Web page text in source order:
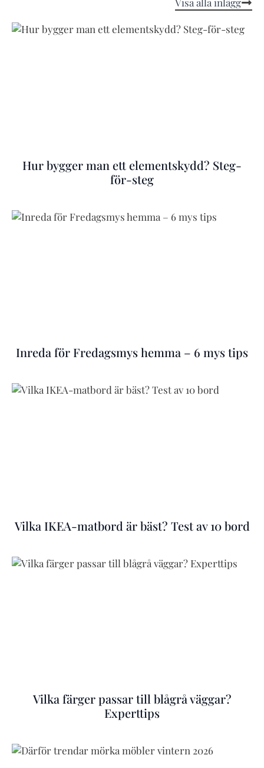
Hur bygger man ett elementskydd? Steg-
för-steg
Inreda för Fredagsmys hemma – 6 mys tips
Vilka IKEA-matbord är bäst? Test av 10 bord
Vilka färger passar till blågrå väggar?
Experttips